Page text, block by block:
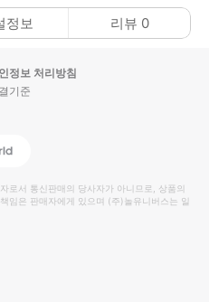
정보 리뷰 0
정보 처리방침
기준
로서 통신판매의 당사자가 아니므로, 상품의
임은 판매자에게 있으며 (주)놀유니버스는 일